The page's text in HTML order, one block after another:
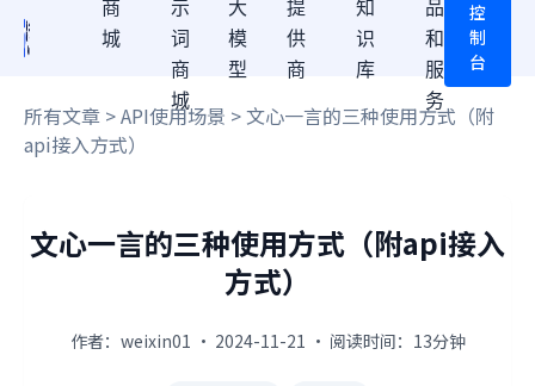
商
城
示
词
商
城
大
模
型
提
供
商
知
识
库
品
和
服
务
控
制
台
所有文章 >API使用场景 > 文心一言的三种使用方式（附
api接入方式）
文心一言的三种使用方式（附api接入
方式）
作者：weixin01 · 2024-11-21 · 阅读时间：13分钟